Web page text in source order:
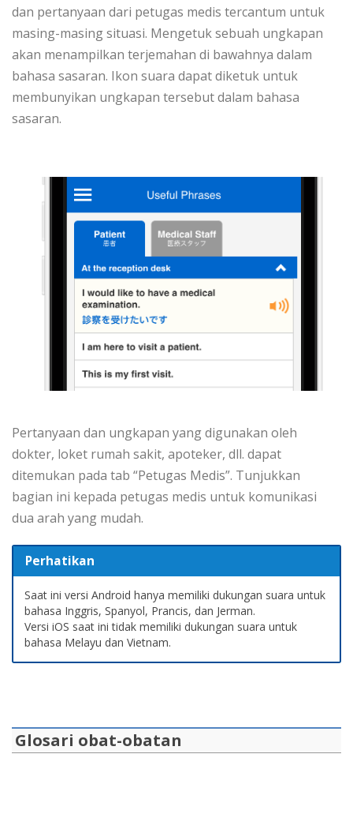
dan pertanyaan dari petugas medis tercantum untuk
masing-masing situasi. Mengetuk sebuah ungkapan
akan menampilkan terjemahan di bawahnya dalam
bahasa sasaran. Ikon suara dapat diketuk untuk
membunyikan ungkapan tersebut dalam bahasa
sasaran.
Pertanyaan dan ungkapan yang digunakan oleh
dokter, loket rumah sakit, apoteker, dll. dapat
ditemukan pada tab “Petugas Medis”. Tunjukkan
bagian ini kepada petugas medis untuk komunikasi
dua arah yang mudah.
Perhatikan
Saat ini versi Android hanya memiliki dukungan suara untuk
bahasa Inggris, Spanyol, Prancis, dan Jerman.
Versi iOS saat ini tidak memiliki dukungan suara untuk
bahasa Melayu dan Vietnam.
Glosari obat-obatan